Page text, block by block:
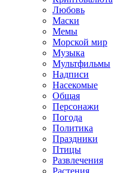
Любовь
Маски
Мемы
Морской мир
Музыка
Мультфильмы
Надписи
Насекомые
Общая
Персонажи
Погода
Политика
Праздники
Птицы
Развлечения
Растения